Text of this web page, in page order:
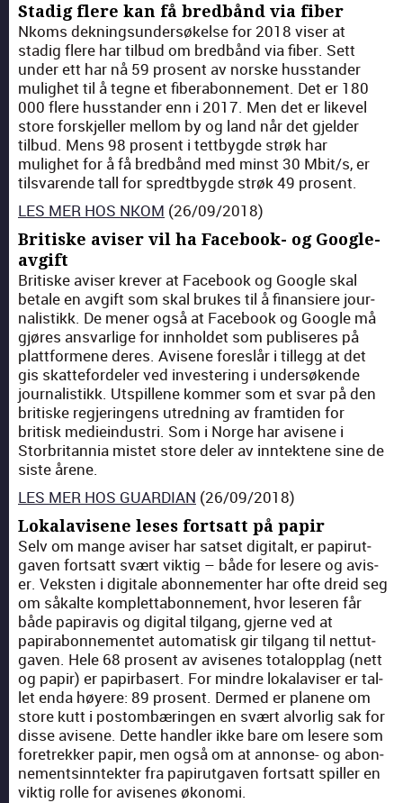
Stadig flere kan få bredbånd via fiber
Nkoms dekn­ing­sun­der­søkelse for 2018 vis­er at
stadig flere har tilbud om bred­bånd via fiber. Sett
under ett har nå 59 pros­ent av norske hus­stander
mulighet til å teg­ne et fib­er­abon­nement. Det er 180
000 flere hus­stander enn i 2017. Men det er likev­el
store forskjeller mel­lom by og land når det gjelder
tilbud. Mens 98 pros­ent i tet­tbygde strøk har
mulighet for å få bred­bånd med minst 30 Mbit/s, er
tilsvarende tall for spredt­bygde strøk 49 pros­ent.
LES MER HOS NKOM (26/09/2018)
Britiske aviser vil ha Facebook- og Google-
avgift
Britiske avis­er krev­er at Face­book og Google skal
betale en avgift som skal brukes til å finan­siere jour­
nal­is­tikk. De men­er også at Face­book og Google må
gjøres ans­varlige for innhold­et som pub­lis­eres på
plat­tformene deres. Avisene fores­lår i til­legg at det
gis skat­te­fordel­er ved invester­ing i under­søk­ende
jour­nal­is­tikk. Utspil­lene kom­mer som et svar på den
britiske reg­jerin­gens utred­ning av framti­den for
britisk mediein­dus­tri. Som i Norge har avisene i
Storbri­tan­nia mis­tet store del­er av inntek­tene sine de
siste årene.
LES MER HOS GUARDIAN (26/09/2018)
Lokalavisene leses fortsatt på papir
Selv om mange avis­er har sat­set dig­i­talt, er papirut­
gaven fort­satt svært vik­tig – både for lesere og avis­
er. Vek­sten i dig­i­tale abon­nementer har ofte dreid seg
om såkalte kom­plet­tabon­nement, hvor leseren får
både papi­ravis og dig­i­tal til­gang, gjerne ved at
papirabon­nementet automa­tisk gir til­gang til net­tut­
gaven. Hele 68 pros­ent av avisenes totalop­plag (nett
og papir) er papir­basert. For min­dre lokalavis­er er tal­
let enda høyere: 89 pros­ent. Dermed er planene om
store kutt i pos­tombærin­gen en svært alvorlig sak for
disse avisene. Dette han­dler ikke bare om lesere som
fore­trekker papir, men også om at annonse- og abon­
nementsin­ntek­ter fra papirut­gaven fort­satt spiller en
vik­tig rolle for avisenes økono­mi.